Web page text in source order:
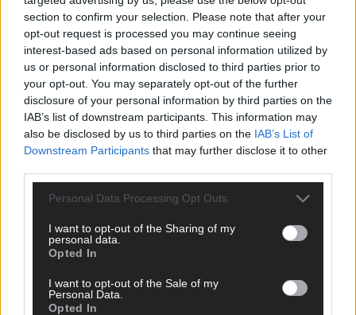
section to confirm your selection. Please note that after your
opt-out request is processed you may continue seeing
interest-based ads based on personal information utilized by
us or personal information disclosed to third parties prior to
your opt-out. You may separately opt-out of the further
disclosure of your personal information by third parties on the
IAB’s list of downstream participants. This information may
also be disclosed by us to third parties on the IAB’s List of
Downstream Participants that may further disclose it to other
Personal Data Processing Opt Outs
I want to opt-out of the Sharing of my
personal data.
Opted In
I want to opt-out of the Sale of my
Personal Data.
Opted In
SCHNELL ZUM RESSORT
Wirtschaft
Ratgeber
Kommentar